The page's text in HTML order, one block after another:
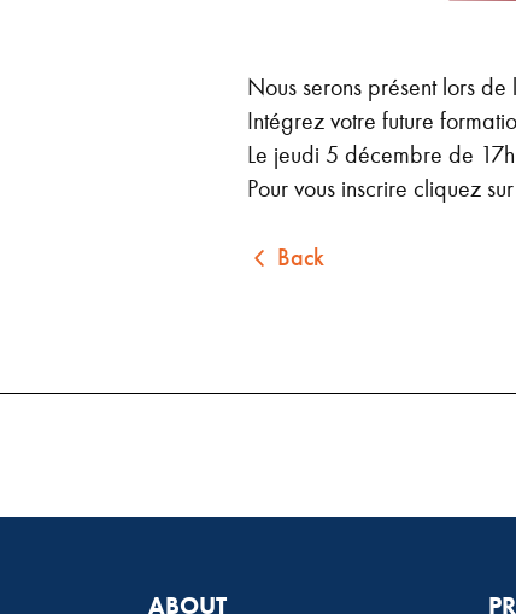
Nous serons présent lors
Intégrez votre future
Le jeudi 5 décembre de
Pour vous inscrire cliquez
Back
ABOUT